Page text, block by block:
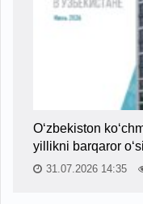
O‘zbekiston
yillikni barqaror
31.07.2026 14:35